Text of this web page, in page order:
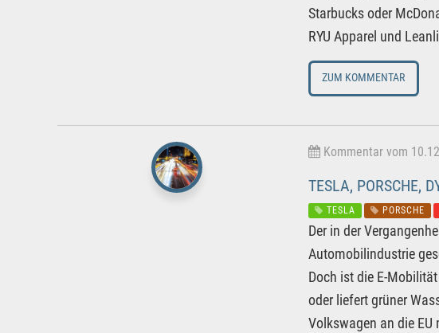
Starbucks oder
RYU Apparel und
ZUM KOMMENTAR
Kommentar vom
TESLA, PORSCHE,
TESLA PORSCHE
Der in der
Automobilindustrie
Doch ist die E-
oder liefert grüner
Volkswagen an die EU